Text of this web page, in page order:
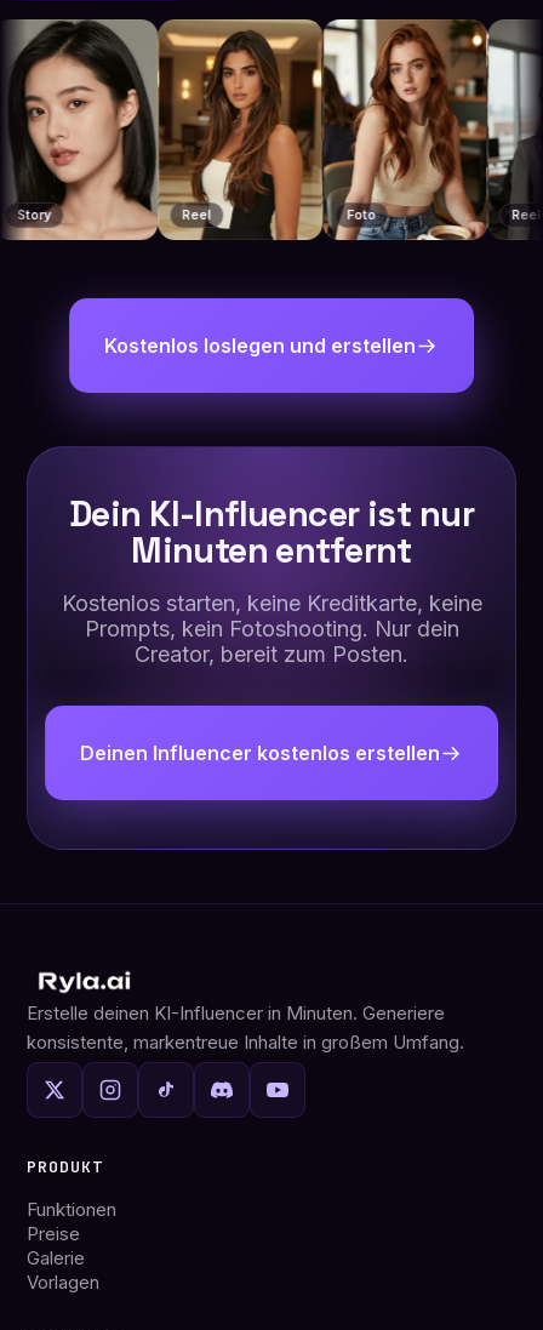
Reel Foto Reel
Kostenlos loslegen und erstellen
Dein KI-Influencer ist nur
Minuten entfernt
Kostenlos starten, keine Kreditkarte, keine
Prompts, kein Fotoshooting. Nur dein
Creator, bereit zum Posten.
Deinen Influencer kostenlos erstellen
Erstelle deinen KI-Influencer in Minuten. Generiere
konsistente, markentreue Inhalte in großem Umfang.
PRODUKT
Funktionen
Preise
Galerie
Vorlagen